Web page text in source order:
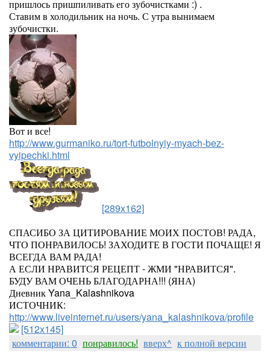
пришлось пришпиливать его зубочистками :) .
Ставим в холодильник на ночь. С утра вынимаем
зубочистки.
Вот и все!
http://www.gurmaniko.ru/tort-futbolnyiy-myach-bez-
vyipechki.html
[289x162]
СПАСИБО ЗА ЦИТИРОВАНИЕ МОИХ ПОСТОВ! РАДА,
ЧТО ПОНРАВИЛОСЬ! ЗАХОДИТЕ В ГОСТИ ПОЧАЩЕ! Я
ВСЕГДА ВАМ РАДА!
А ЕСЛИ НРАВИТСЯ РЕЦЕПТ - ЖМИ "НРАВИТСЯ".
БУДУ ВАМ ОЧЕНЬ БЛАГОДАРНА!!! (ЯНА)
Дневник Yana_Kalashnikova
ИСТОЧНИК:
http://www.liveinternet.ru/users/yana_kalashnikova/profile
[512x145]
комментарии: 0 понравилось! вверх^ к полной версии